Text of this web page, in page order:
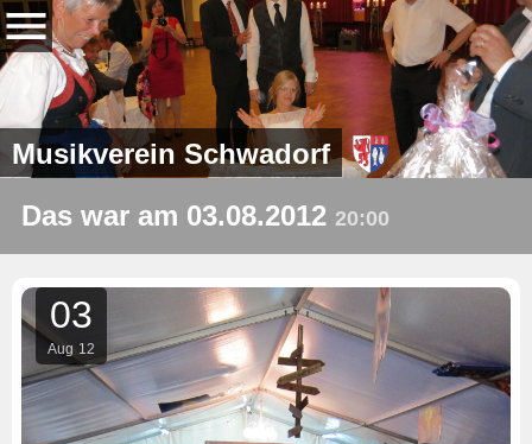
Musikverein Schwadorf
Das war am 03.08.2012 20:00
03
Aug 12